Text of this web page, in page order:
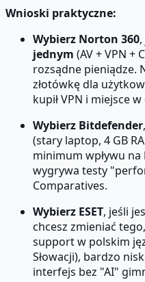
Wnioski praktyczne:
Wybierz Norton 360
jednym (AV + VPN +
rozsądne pieniądze.
złotówkę dla
kupił VPN i miejsce
Wybierz Bitdefender
(stary laptop, 4 GB
minimum wpływu
wygrywa testy
Comparatives.
Wybierz ESET, jeśli
chcesz zmieniać
support w polskim
Słowacji), bardzo
interfejs bez "AI"